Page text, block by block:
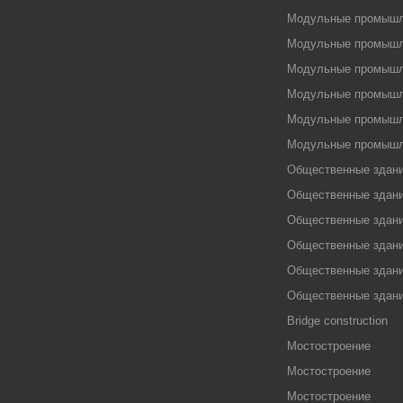
Модульные
Модульные
Модульные
Модульные
Модульные
Модульные
Общественные
Общественные
Общественные
Общественные
Общественные
Общественные
Bridge construction
Мостостроение
Мостостроение
Мостостроение